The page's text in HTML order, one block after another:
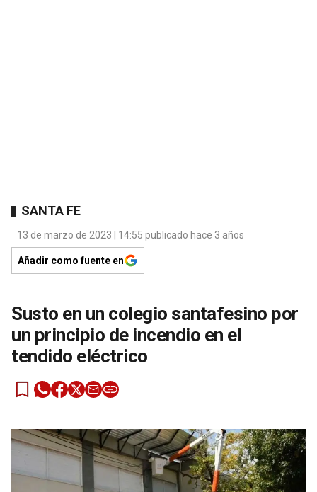
SANTA FE
13 de marzo de 2023 | 14:55 publicado hace 3 años
Añadir como fuente en
Susto en un colegio santafesino por
un principio de incendio en el
tendido eléctrico